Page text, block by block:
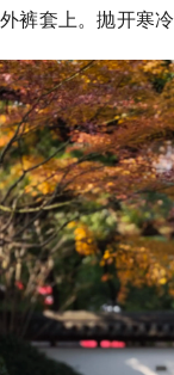
裤套上。抛开寒